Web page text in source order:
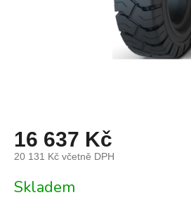
16 637 Kč
20 131 Kč včetně DPH
cena:
Skladem